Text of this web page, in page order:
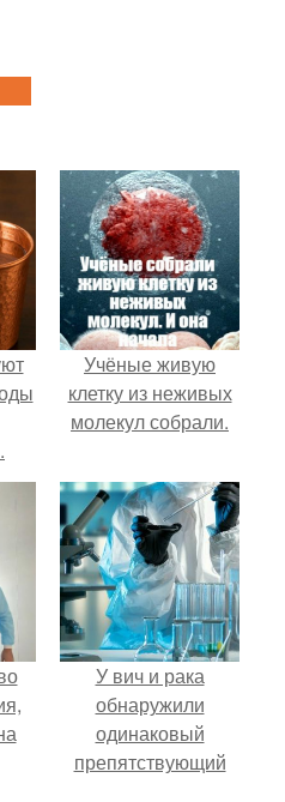
Учёные живую
клетку из неживых
молекул собрали.
У вич и рака
обнаружили
одинаковый
препятствующий